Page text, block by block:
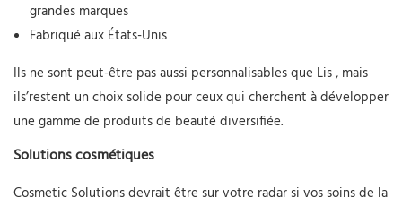
grandes marques
Fabriqué aux États-Unis
Ils ne sont peut-être pas aussi personnalisables que Lis, mais
ils’restent un choix solide pour ceux qui cherchent à développer
une gamme de produits de beauté diversifiée.
Solutions cosmétiques
Cosmetic Solutions devrait être sur votre radar si vos soins de la